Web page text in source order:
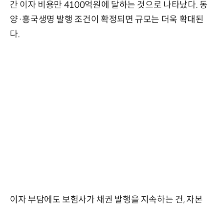
간 이자 비용만 4100억원에 달하는 것으로 나타났다. 동
양·흥국생명 발행 조건이 확정되면 규모는 더욱 확대된
다.
이자 부담에도 보험사가 채권 발행을 지속하는 건, 자본